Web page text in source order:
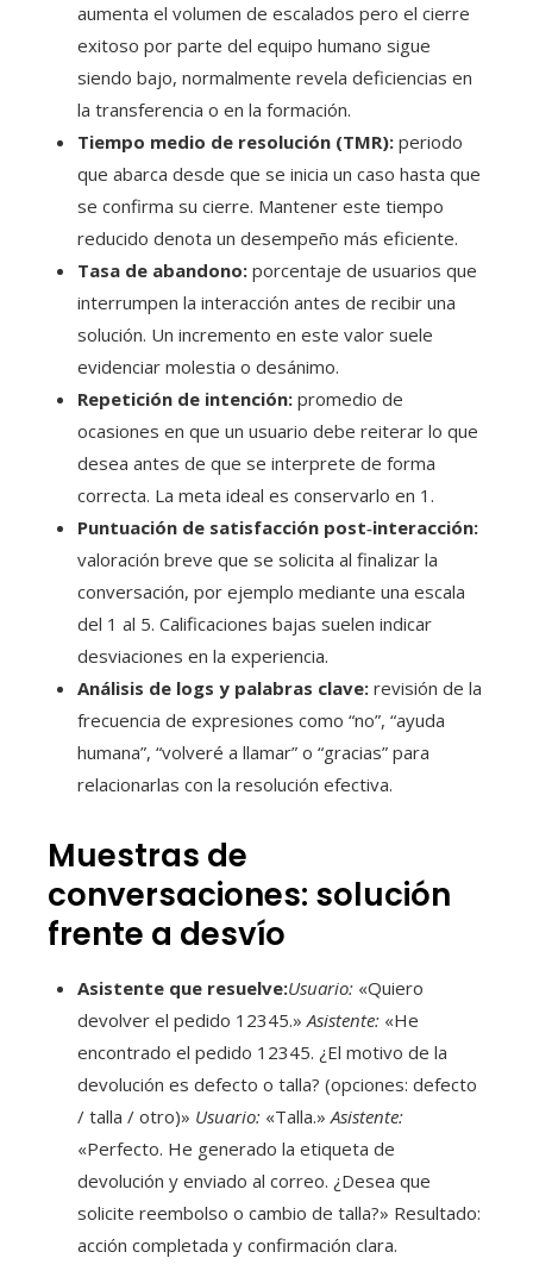
aumenta el volumen de escalados pero el cierre
exitoso por parte del equipo humano sigue
siendo bajo, normalmente revela deficiencias en
la transferencia o en la formación.
Tiempo medio de resolución (TMR): periodo
que abarca desde que se inicia un caso hasta que
se confirma su cierre. Mantener este tiempo
reducido denota un desempeño más eficiente.
Tasa de abandono: porcentaje de usuarios que
interrumpen la interacción antes de recibir una
solución. Un incremento en este valor suele
evidenciar molestia o desánimo.
Repetición de intención: promedio de
ocasiones en que un usuario debe reiterar lo que
desea antes de que se interprete de forma
correcta. La meta ideal es conservarlo en 1.
Puntuación de satisfacción post‑interacción:
valoración breve que se solicita al finalizar la
conversación, por ejemplo mediante una escala
del 1 al 5. Calificaciones bajas suelen indicar
desviaciones en la experiencia.
Análisis de logs y palabras clave: revisión de la
frecuencia de expresiones como “no”, “ayuda
humana”, “volveré a llamar” o “gracias” para
relacionarlas con la resolución efectiva.
Muestras de
conversaciones: solución
frente a desvío
Asistente que resuelve:Usuario: «Quiero
devolver el pedido 12345.»Asistente: «He
encontrado el pedido 12345. ¿El motivo de la
devolución es defecto o talla? (opciones: defecto
/ talla / otro)» Usuario: «Talla.»Asistente:
«Perfecto. He generado la etiqueta de
devolución y enviado al correo. ¿Desea que
solicite reembolso o cambio de talla?» Resultado:
acción completada y confirmación clara.